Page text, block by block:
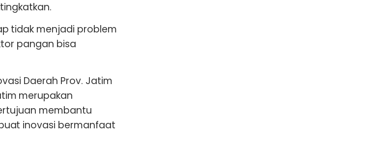
tidak menjadi problem
pangan bisa
Daerah Prov. Jatim
merupakan
membantu
inovasi bermanfaat